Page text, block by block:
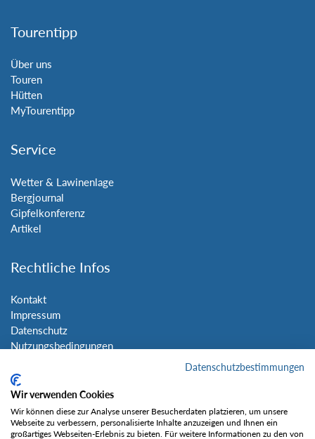
Tourentipp
Über uns
Touren
Hütten
MyTourentipp
Service
Wetter & Lawinenlage
Bergjournal
Gipfelkonferenz
Artikel
Rechtliche Infos
Kontakt
Impressum
Datenschutz
Nutzungsbedingungen
Social Media
Datenschutzbestimmungen
Wir verwenden Cookies
Wir können diese zur Analyse unserer Besucherdaten platzieren, um unsere
Webseite zu verbessern, personalisierte Inhalte anzuzeigen und Ihnen ein
großartiges Webseiten-Erlebnis zu bieten. Für weitere Informationen zu den von